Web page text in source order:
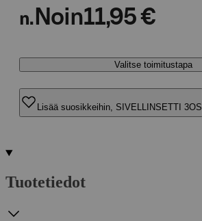
n. Noin11,95 €
Valitse toimitustapa
Lisää suosikkeihin, SIVELLINSETTI 3OS
Tuotetiedot